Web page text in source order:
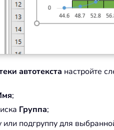
автотекста настройте
;
Группа;
подгруппу для